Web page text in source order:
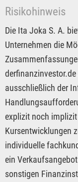
Risikohinweis
Die Ita Joka S. A.
Unternehmen die
ausschließlich der
explizit noch
Kursentwicklungen
individuelle
ein
sonstigen